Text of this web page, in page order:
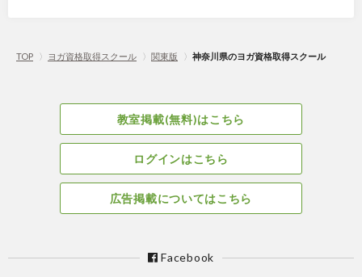
TOP 〉 ヨガ資格取得スクール 〉 関東版 〉 神奈川県のヨガ資格取得スクール
教室掲載(無料)はこちら
ログインはこちら
広告掲載についてはこちら
Facebook